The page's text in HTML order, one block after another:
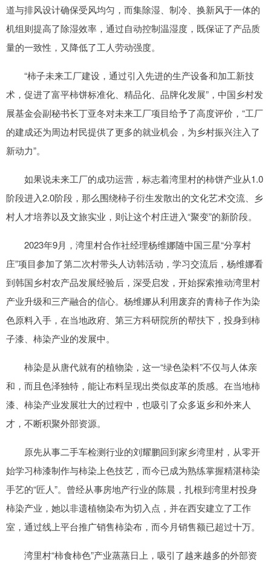
道与排风设计确保受风均匀，而集除湿、制冷、换新风于一体的
机组则提高了除湿效率，通过自动控制温湿度，既保证了产品质
量的一致性，又降低了工人劳动强度。
“柿子未来工厂建设，通过引入先进的生产设备和加工新技
术，促进了富平柿饼标准化、精品化、品牌化发展”，中国乡村发
展基金会副秘书长丁亚冬对未来工厂项目给予了高度评价，“工厂
的建成还为周边村民提供了更多的就业机会，为乡村振兴注入了
新动力”。
如果说未来工厂的成功运营，标志着湾里村的柿饼产业从1.0
阶段进入2.0阶段，那么围绕柿子衍生发散出的文化艺术交流、乡
村人才培养以及文旅实业，则让这个村庄进入“聚变”的新阶段。
2023年9月，湾里村合作社经理杨维娜随中国三星“分享村
庄”项目参加了第二次村带头人访韩活动，学习交流后，杨维娜看
到韩国乡村农产品发展经验后，深受启发，开始探索推动湾里村
产业升级和三产融合的信心。杨维娜从利用废弃的青柿子作为染
色原料入手，在当地政府、第三方科研院所的帮扶下，投身到柿
子漆、柿染产业的发展中。
柿染是从唐代就有的植物染，这一“绿色染料”不仅与人体亲
和，而且色泽独特，能让布料呈现出类似皮革的质感。在当地柿
漆、柿染产业发展壮大的过程中，也吸引了众多返乡和外来人
才，不断积聚外部资源。
原先从事二手车检测行业的刘耀鹏回到家乡湾里村，从零开
始学习柿漆制作与柿染上色技艺，而今已成为熟练掌握精湛柿染
手艺的“匠人”。曾经从事房地产行业的陈晨，扎根到湾里村投身
柿染产业，她以非遗植物染布为切入点，并在西安建立了工作
室，通过线上平台推广销售柿染布，而今月销售额已超过十万。
湾里村“柿食柿色”产业蒸蒸日上，吸引了越来越多的外部资